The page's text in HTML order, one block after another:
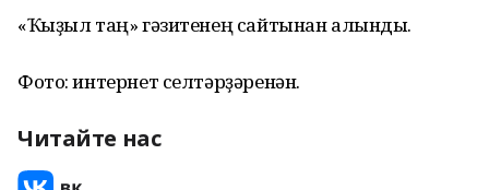
«Ҡыҙыл таң» гәзитенең сайтынан алынды.
Фото: интернет селтәрҙәренән.
Читайте нас